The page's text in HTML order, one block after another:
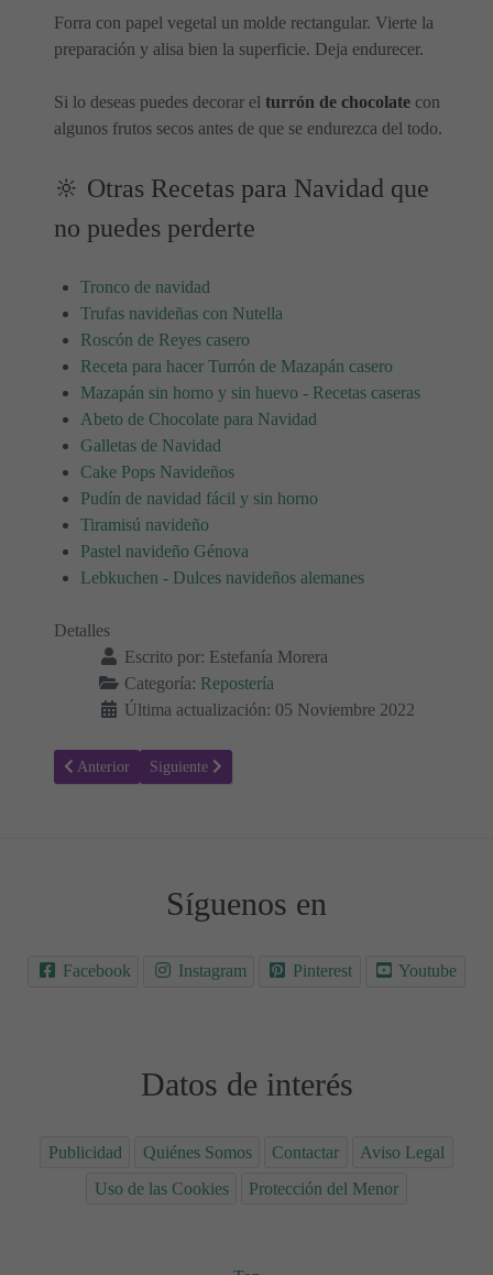
Forra con papel vegetal un molde rectangular. Vierte la
preparación y alisa bien la superficie. Deja endurecer.
Si lo deseas puedes decorar el turrón de chocolate con
algunos frutos secos antes de que se endurezca del todo.
🔆 Otras Recetas para Navidad que
no puedes perderte
Tronco de navidad
Trufas navideñas con Nutella
Roscón de Reyes casero
Receta para hacer Turrón de Mazapán casero
Mazapán sin horno y sin huevo - Recetas caseras
Abeto de Chocolate para Navidad
Galletas de Navidad
Cake Pops Navideños
Pudín de navidad fácil y sin horno
Tiramisú navideño
Pastel navideño Génova
Lebkuchen - Dulces navideños alemanes
Detalles
Escrito por: Estefanía Morera
Categoría: Repostería
Última actualización: 05 Noviembre 2022
Artículo anterior: Receta para hacer Mazapán 🤤
Anterior Artículo siguiente: Receta para hacer turrón de
Siguiente
Síguenos en
Facebook Instagram Pinterest Youtube
Datos de interés
Publicidad Quiénes Somos Contactar
Aviso Legal
Uso de las Cookies
Protección del Menor